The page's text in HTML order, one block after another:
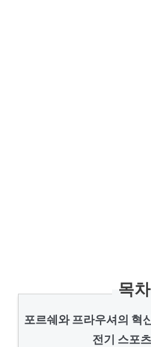
목차
포르쉐와 프라우셔의 혁
전기 스포